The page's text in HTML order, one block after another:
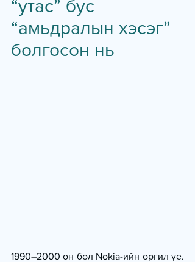
“утас” бус
“амьдралын хэсэг”
болгосон нь